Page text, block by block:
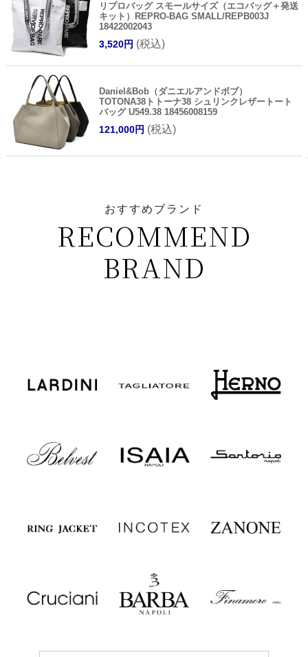
リプロバッグ スモールサイズ（エコバッグ＋発送
キット）REPRO-BAG SMALL/REPB003J
18422002043
3,520円 (税込)
Daniel&Bob（ダニエルアンドボブ）
TOTONA38トトーナ38 シュリンクレザートート
バッグ U549.38 18456008159
121,000円 (税込)
おすすめブランド
RECOMMEND
BRAND